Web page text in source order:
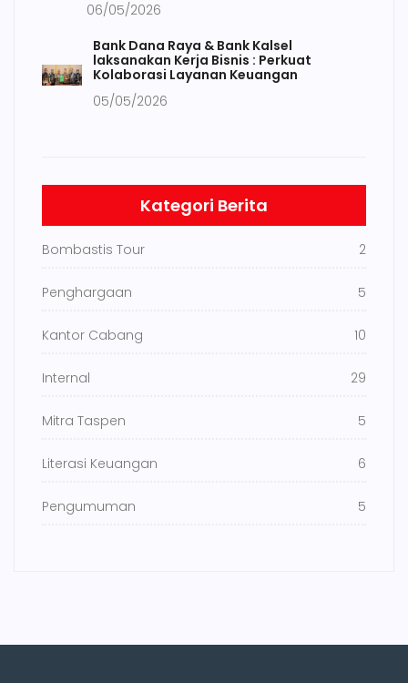
06/05/2026
Bank Dana Raya & Bank Kalsel
laksanakan Kerja Bisnis : Perkuat
Kolaborasi Layanan Keuangan
05/05/2026
Kategori Berita
Bombastis Tour 2
Penghargaan 5
Kantor Cabang 10
Internal 29
Mitra Taspen 5
Literasi Keuangan 6
Pengumuman 5